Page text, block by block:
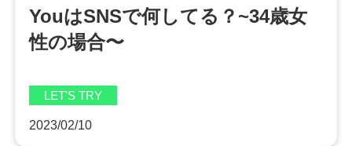
YouはSNSで何してる？~34歳女
性の場合〜
LET'S TRY
2023/02/10